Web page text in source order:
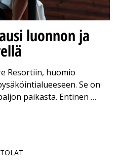
luonnon ja
Resortiin, huomio
Se on
paikasta. Entinen …